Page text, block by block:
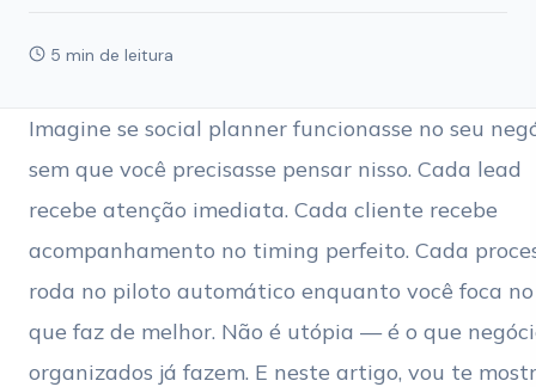
5 min de leitura
Imagine se social planner funcionasse no seu
sem que você precisasse pensar nisso. Cada lead
recebe atenção imediata. Cada cliente recebe
acompanhamento no timing perfeito. Cada
roda no piloto automático enquanto você foca no
que faz de melhor. Não é utópia — é o que
organizados já fazem. E neste artigo, vou te